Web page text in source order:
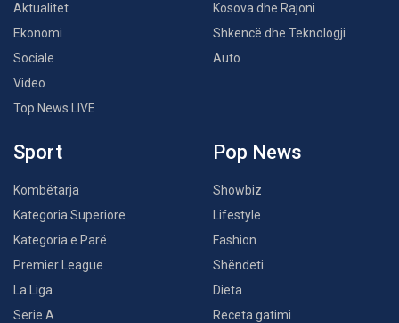
Aktualitet
Ekonomi
Sociale
Video
Top News LIVE
Kosova dhe Rajoni
Shkencë dhe Teknologji
Auto
Sport
Kombëtarja
Kategoria Superiore
Kategoria e Parë
Premier League
La Liga
Serie A
Pop News
Showbiz
Lifestyle
Fashion
Shëndeti
Dieta
Receta gatimi